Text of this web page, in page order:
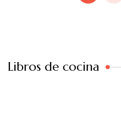
Libros de cocina